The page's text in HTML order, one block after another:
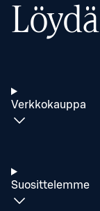
Löydä
Verkkokauppa
Suosittelemme